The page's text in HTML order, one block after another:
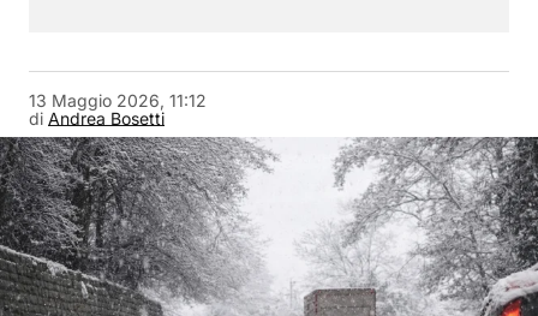
di Andrea Bosetti
13 Maggio 2026, 11:12